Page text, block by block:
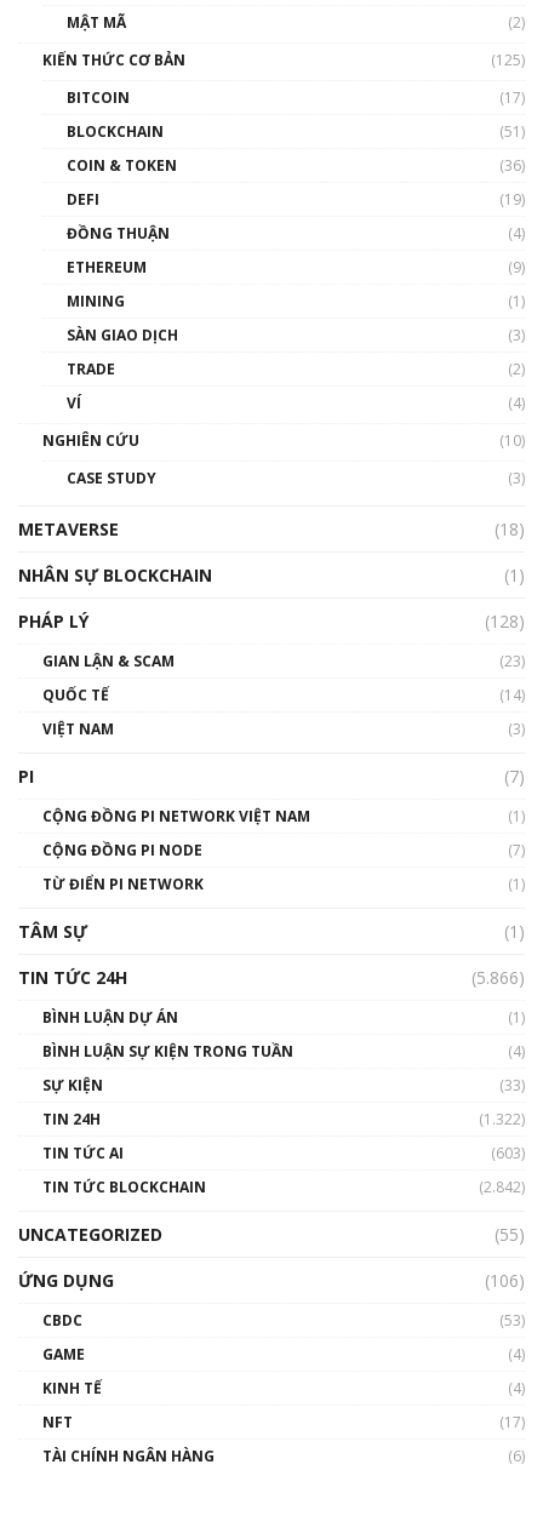
00:43:47
như thể nào?
00:39:31
Phổ cập Blockchain
thống & Crypto qua các cuộc chiến | Phổ cập
01:32:59
gió ấm
Talkshow 14: MemeCoin – Trò đùa tỷ đô
01:29:26
MẬT MÃ
(2)
KIẾN THỨC CƠ BẢN
(125)
BITCOIN
(17)
BLOCKCHAIN
(51)
COIN & TOKEN
(36)
DEFI
(19)
ĐỒNG THUẬN
(4)
ETHEREUM
(9)
MINING
(1)
SÀN GIAO DỊCH
(3)
TRADE
(2)
VÍ
(4)
NGHIÊN CỨU
(10)
CASE STUDY
(3)
METAVERSE
(18)
NHÂN SỰ BLOCKCHAIN
(1)
PHÁP LÝ
(128)
GIAN LẬN & SCAM
(23)
QUỐC TẾ
(14)
VIỆT NAM
(3)
PI (7)
CỘNG ĐỒNG PI NETWORK VIỆT NAM
(1)
CỘNG ĐỒNG PI NODE
(7)
TỪ ĐIỂN PI NETWORK
(1)
TÂM SỰ
(1)
TIN TỨC 24H
(5.866)
BÌNH LUẬN DỰ ÁN
(1)
BÌNH LUẬN SỰ KIỆN TRONG TUẦN
(4)
SỰ KIỆN
(33)
TIN 24H
(1.322)
TIN TỨC AI
(603)
TIN TỨC BLOCKCHAIN
(2.842)
UNCATEGORIZED
(55)
ỨNG DỤNG
(106)
CBDC
(53)
GAME
(4)
KINH TẾ
(4)
NFT
(17)
TÀI CHÍNH NGÂN HÀNG
(6)